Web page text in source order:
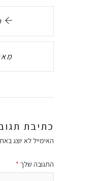
כתיבת
האימייל לא יוצג
התגובה שלך *